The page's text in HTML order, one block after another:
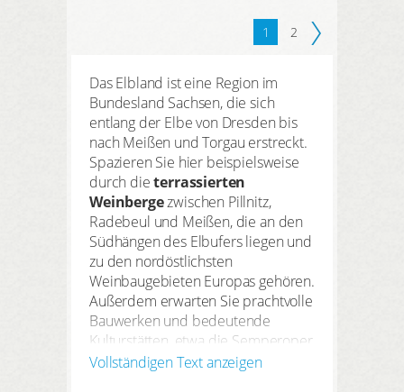
1 2
Das Elbland ist eine Region im
Bundesland Sachsen, die sich
entlang der Elbe von Dresden bis
nach Meißen und Torgau erstreckt.
Spazieren Sie hier beispielsweise
durch dieterrassierten
Weinbergezwischen Pillnitz,
Radebeul und Meißen, die an den
Südhängen des Elbufers liegen und
zu den nordöstlichsten
Weinbaugebieten Europas gehören.
Außerdem erwarten Sie prachtvolle
Bauwerken und bedeutende
Kulturstätten, etwa die Semperoper
inDresdenund die Porzellan-
Vollständigen Text anzeigen